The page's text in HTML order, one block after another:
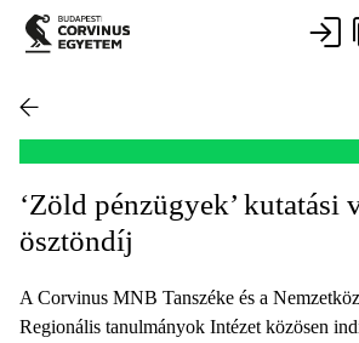
‘Zöld pénzügyek’ kutatási
ösztöndíj
A Corvinus MNB Tanszéke és a
Regionális tanulmányok Intézet közösen